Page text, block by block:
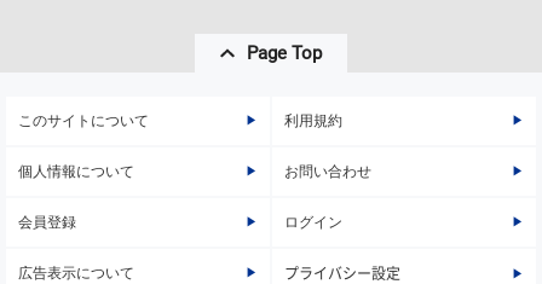
Page Top
このサイトについて 利用規約
個人情報について お問い合わせ
会員登録 ログイン
広告表示について プライバシー設定